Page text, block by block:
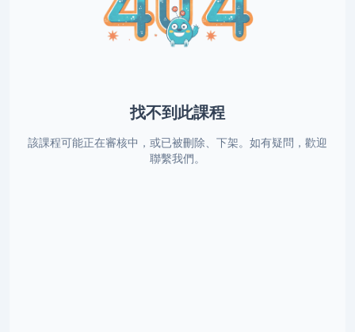
找不到此課程
該課程可能正在審核中，或已被刪除、下架。如有疑問，歡迎
聯繫我們。